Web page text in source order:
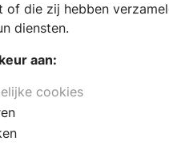
of die zij hebben
diensten.
aan:
cookies